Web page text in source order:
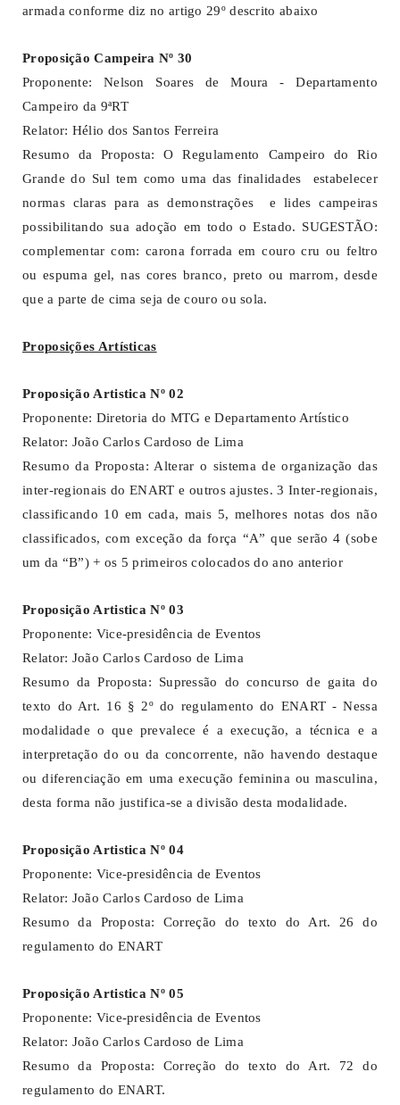
armada conforme diz no artigo 29º descrito abaixo
Proposição Campeira Nº 30
Proponente: Nelson Soares de Moura - Departamento
Campeiro da 9ªRT
Relator: Hélio dos Santos Ferreira
Resumo da Proposta: O Regulamento Campeiro do Rio
Grande do Sul tem como uma das finalidades estabelecer
normas claras para as demonstrações e lides campeiras
possibilitando sua adoção em todo o Estado. SUGESTÃO:
complementar com: carona forrada em couro cru ou feltro
ou espuma gel, nas cores branco, preto ou marrom, desde
que a parte de cima seja de couro ou sola.
Proposições Artísticas
Proposição Artistica Nº 02
Proponente: Diretoria do MTG e Departamento Artístico
Relator: João Carlos Cardoso de Lima
Resumo da Proposta: Alterar o sistema de organização das
inter-regionais do ENART e outros ajustes. 3 Inter-regionais,
classificando 10 em cada, mais 5, melhores notas dos não
classificados, com exceção da força “A” que serão 4 (sobe
um da “B”) + os 5 primeiros colocados do ano anterior
Proposição Artistica Nº 03
Proponente: Vice-presidência de Eventos
Relator: João Carlos Cardoso de Lima
Resumo da Proposta: Supressão do concurso de gaita do
texto do Art. 16 § 2º do regulamento do ENART - Nessa
modalidade o que prevalece é a execução, a técnica e a
interpretação do ou da concorrente, não havendo destaque
ou diferenciação em uma execução feminina ou masculina,
desta forma não justifica-se a divisão desta modalidade.
Proposição Artistica Nº 04
Proponente: Vice-presidência de Eventos
Relator: João Carlos Cardoso de Lima
Resumo da Proposta: Correção do texto do Art. 26 do
regulamento do ENART
Proposição Artistica Nº 05
Proponente: Vice-presidência de Eventos
Relator: João Carlos Cardoso de Lima
Resumo da Proposta: Correção do texto do Art. 72 do
regulamento do ENART.